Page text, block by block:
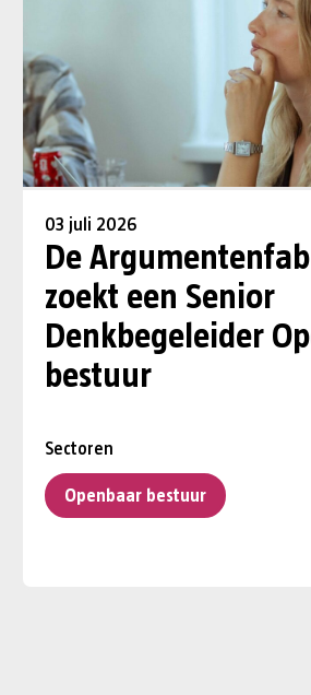
03 juli 2026
De
zoekt een Senior
Denkbegeleider
bestuur
Sectoren
Openbaar bestuur